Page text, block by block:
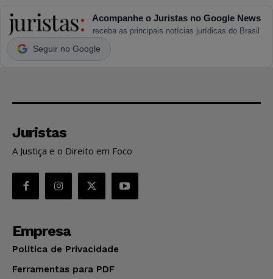
Acompanhe o Juristas no Google News
receba as principais notícias jurídicas do Brasil
Seguir no Google
Juristas
A Justiça e o Direito em Foco
Empresa
Política de Privacidade
Ferramentas para PDF